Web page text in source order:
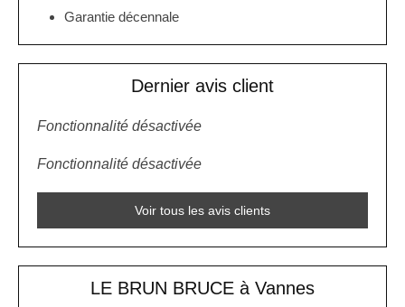
Garantie décennale
Dernier avis client
Fonctionnalité désactivée
Fonctionnalité désactivée
Voir tous les avis clients
LE BRUN BRUCE à Vannes